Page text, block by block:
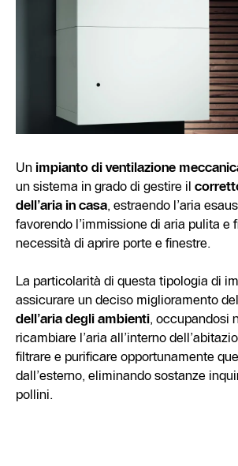
Unimpianto di ventilazione
un sistema in grado di gestire il
dell’aria in casa, estraendo l’aria
favorendo l’immissione di aria pulita e
necessità di aprire porte e finestre.
La particolarità di questa tipologia di
assicurare un deciso miglioramento
dell’aria degli ambienti, occupandosi
ricambiare l’aria all’interno
filtrare e purificare opportunamente
dall’esterno, eliminando sostanze
pollini.